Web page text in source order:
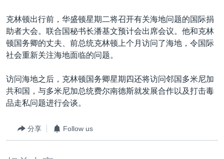
跳
转
检
欧洲
非洲
美洲
全球议题
科教·文娱·体健
军事
劳工
环境
白宫要闻
国会报道
美中关系
美国建国250周年
埃博拉疫情
重要讲话与声明
VOA视频
VOA今日焦点
中文广播
关注我们
克林顿出行前，华盛顿星期二将召开有关海地问题的国际捐
助者大会。联合国秘书长潘基文预计会出席会议。他和克林
顿国务卿的丈夫、前总统克林顿上个月访问了海地，令国际
社会重新关注海地面临的问题。
访问海地之后，克林顿国务卿星期四还将访问邻国多米尼加
共和国，与多米尼加总统费尔南德斯就发展合作以及打击毒
品走私问题进行会谈。
分享 Follow us